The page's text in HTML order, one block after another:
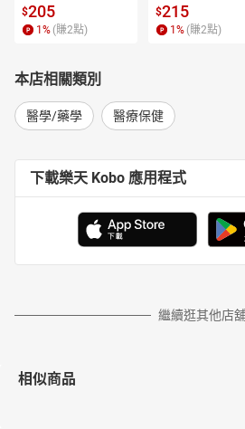
$205
1 % (賺2點)
$215
1 % (賺2點)
本店相關類別
醫學/藥學 醫療保健
下載樂天 Kobo 應用程式
繼續逛其他店
相似商品